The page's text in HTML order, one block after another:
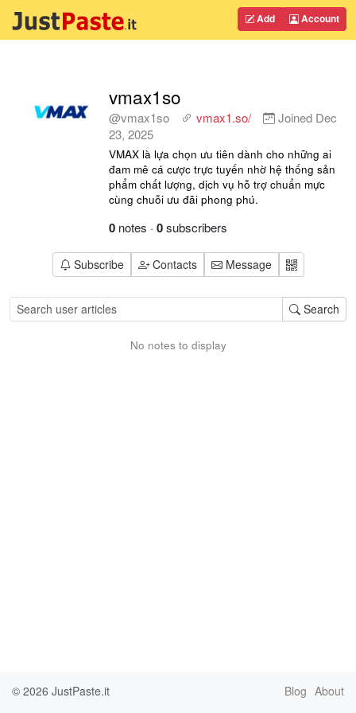
Add Account
vmax1so
@vmax1so vmax1.so/ Joined Dec
23, 2025
VMAX là lựa chọn ưu tiên dành cho những ai
đam mê cá cược trực tuyến nhờ hệ thống sản
phẩm chất lượng, dịch vụ hỗ trợ chuẩn mực
cùng chuỗi ưu đãi phong phú.
0 notes · 0subscribers
Subscribe Contacts Message
Search
No notes to display
© 2026 JustPaste.it Blog About